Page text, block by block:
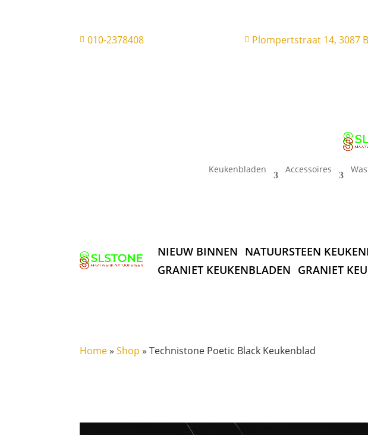
 010-2378408  Plompertstraat 14, 3087
Keukenbladen Accessoires
NIEUW BINNEN NATUURSTEEN
GRANIET KEUKENBLADEN GRANIET
Home»Shop »Technistone Poetic Black Keukenblad